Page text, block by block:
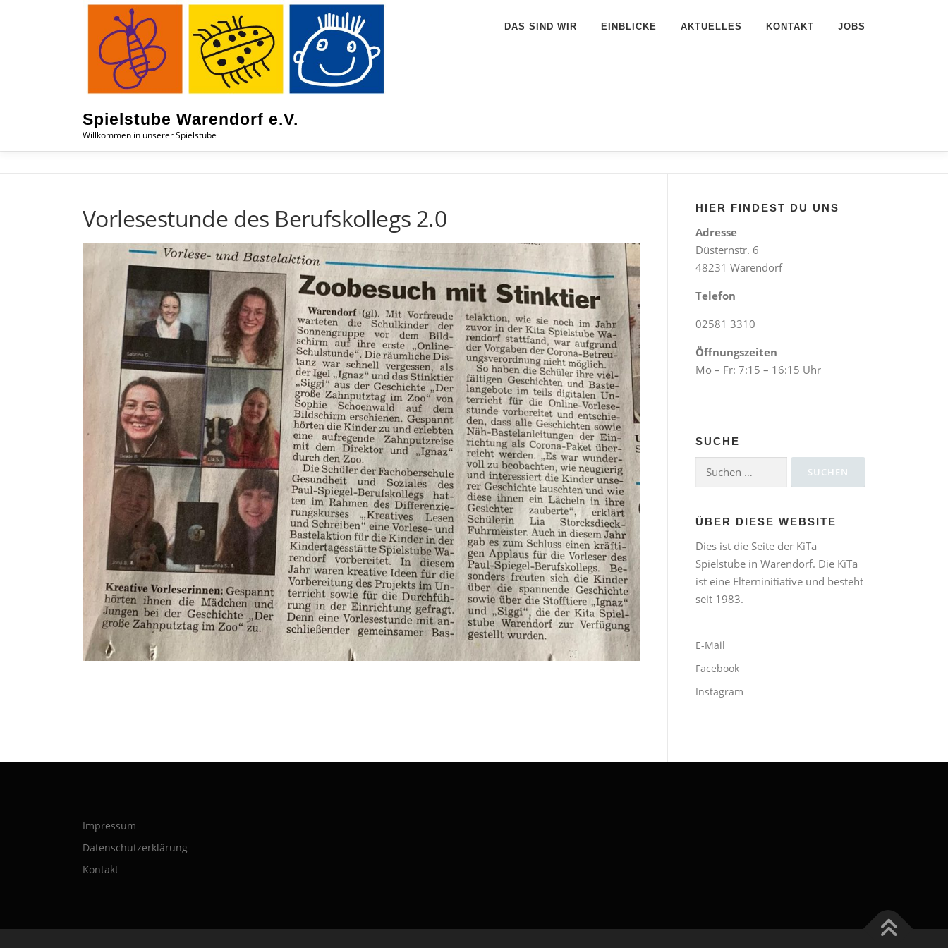
Spielstube Warendorf e.V.
Willkommen in unserer Spielstube
DAS SIND WIR EINBLICKE AKTUELLES KONTAKT JOBS
Vorlesestunde des Berufskollegs 2.0 HIER FINDEST DU UNS
Adresse
Düsternstr. 6
48231 Warendorf
Telefon
02581 3310
Öffnungszeiten
Mo – Fr: 7:15 – 16:15 Uhr
SUCHE
Suchen
ÜBER DIESE WEBSITE
Dies ist die Seite der KiTa
Spielstube in Warendorf. Die KiTa
ist eine Elterninitiative und besteht
seit 1983.
E-Mail
Facebook
Instagram
Impressum
Datenschutzerklärung
Kontakt